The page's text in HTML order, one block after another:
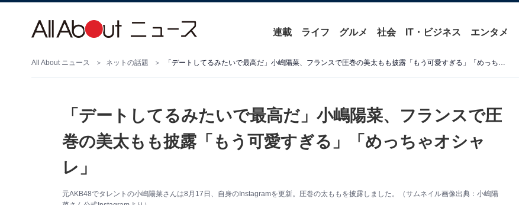
連載 ライフ グルメ 社会 IT・ビジネス エンタメ
All About ニュース ネットの話題 「デートしてるみたいで最高だ」小嶋陽菜、フランスで圧巻の美太もも披露「もう可愛すぎる」「めっちゃオシャレ」
「デートしてるみたいで最高だ」小嶋陽菜、フランスで圧
巻の美太もも披露「もう可愛すぎる」「めっちゃオシャ
レ」
元AKB48でタレントの小嶋陽菜さんは8月17日、自身のInstagramを更新。圧巻の太ももを披露しました。（サムネイル画像出典：小嶋陽